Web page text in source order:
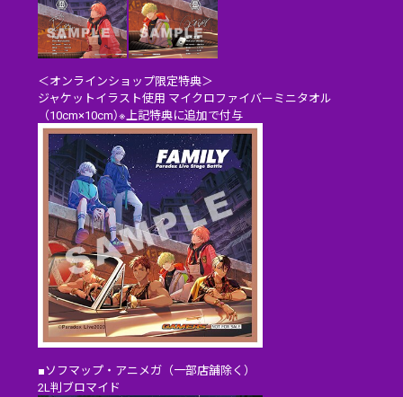
＜オンラインショップ限定特典＞
ジャケットイラスト使用 マイクロファイバーミニタオル
（10cm×10cm）※上記特典に追加で付与
■ソフマップ・アニメガ（一部店舗除く）
2L判ブロマイド